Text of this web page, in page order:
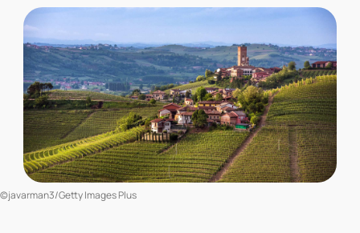
©javarman3/Getty Images Plus